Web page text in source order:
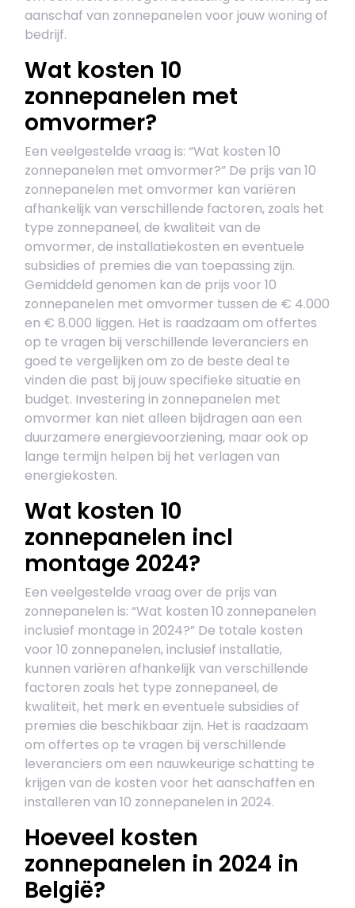
aanschaf van zonnepanelen voor jouw woning of
bedrijf.
Wat kosten 10
zonnepanelen met
omvormer?
Een veelgestelde vraag is: “Wat kosten 10
zonnepanelen met omvormer?” De prijs van 10
zonnepanelen met omvormer kan variëren
afhankelijk van verschillende factoren, zoals het
type zonnepaneel, de kwaliteit van de
omvormer, de installatiekosten en eventuele
subsidies of premies die van toepassing zijn.
Gemiddeld genomen kan de prijs voor 10
zonnepanelen met omvormer tussen de € 4.000
en € 8.000 liggen. Het is raadzaam om offertes
op te vragen bij verschillende leveranciers en
goed te vergelijken om zo de beste deal te
vinden die past bij jouw specifieke situatie en
budget. Investering in zonnepanelen met
omvormer kan niet alleen bijdragen aan een
duurzamere energievoorziening, maar ook op
lange termijn helpen bij het verlagen van
energiekosten.
Wat kosten 10
zonnepanelen incl
montage 2024?
Een veelgestelde vraag over de prijs van
zonnepanelen is: “Wat kosten 10 zonnepanelen
inclusief montage in 2024?” De totale kosten
voor 10 zonnepanelen, inclusief installatie,
kunnen variëren afhankelijk van verschillende
factoren zoals het type zonnepaneel, de
kwaliteit, het merk en eventuele subsidies of
premies die beschikbaar zijn. Het is raadzaam
om offertes op te vragen bij verschillende
leveranciers om een nauwkeurige schatting te
krijgen van de kosten voor het aanschaffen en
installeren van 10 zonnepanelen in 2024.
Hoeveel kosten
zonnepanelen in 2024 in
België?